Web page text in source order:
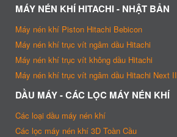
MÁY NÉN KHÍ HITACHI - NHẬT BẢN
Máy nén khí Piston Hitachi Bebicon
Máy nén khí trục vít ngâm dầu Hitachi
Máy nén khí trục vít không dầu Hitachi
Máy nén khí trục vít ngâm dầu Hitachi Next II
DẦU MÁY - CÁC LỌC MÁY NÉN KHÍ
Các loại dầu máy nén khí
Các lọc máy nén khí 3D Toàn Cầu